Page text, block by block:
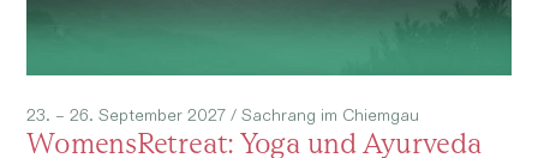
23. – 26. September 2027 /Sachrang im Chiemgau
WomensRetreat: Yoga und Ayurveda